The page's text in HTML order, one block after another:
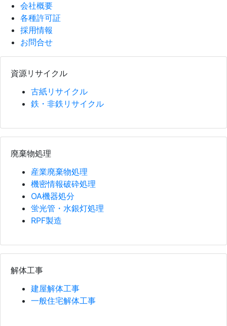
会社概要
各種許可証
採用情報
お問合せ
資源リサイクル
古紙リサイクル
鉄・非鉄リサイクル
廃棄物処理
産業廃棄物処理
機密情報破砕処理
OA機器処分
蛍光管・水銀灯処理
RPF製造
解体工事
建屋解体工事
一般住宅解体工事